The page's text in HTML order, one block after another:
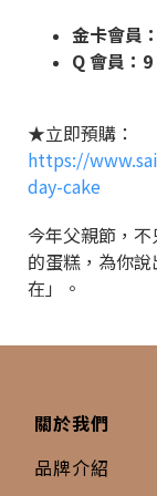
金卡會員
Q 會員：
★立即預購：
https://
day-cake
今年父親節，
的蛋糕，為你
在」。
關於我們
品牌介紹